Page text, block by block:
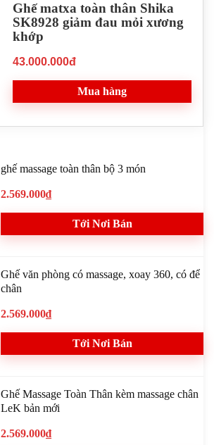
Ghế matxa toàn thân Shika
SK8928 giảm đau mỏi xương
khớp
43.000.000đ
Mua hàng
ghế massage toàn thân bộ 3 món
2.569.000₫
Tới Nơi Bán
Ghế văn phòng có massage, xoay 360, có để
chân
2.569.000₫
Tới Nơi Bán
Ghế Massage Toàn Thân kèm massage chân
LeK bản mới
2.569.000₫